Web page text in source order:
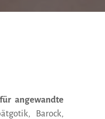
angewandte
Barock,